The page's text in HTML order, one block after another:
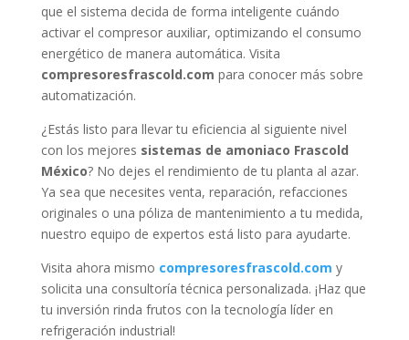
que el sistema decida de forma inteligente cuándo
activar el compresor auxiliar, optimizando el consumo
energético de manera automática. Visita
compresoresfrascold.com para conocer más sobre
automatización.
¿Estás listo para llevar tu eficiencia al siguiente nivel
con los mejores sistemas de amoniaco Frascold
México? No dejes el rendimiento de tu planta al azar.
Ya sea que necesites venta, reparación, refacciones
originales o una póliza de mantenimiento a tu medida,
nuestro equipo de expertos está listo para ayudarte.
Visita ahora mismo compresoresfrascold.com y
solicita una consultoría técnica personalizada. ¡Haz que
tu inversión rinda frutos con la tecnología líder en
refrigeración industrial!